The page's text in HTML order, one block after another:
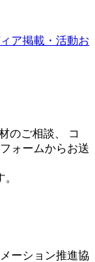
ア掲載・活動お
のご相談、 コ
ォームからお送
ーション推進協